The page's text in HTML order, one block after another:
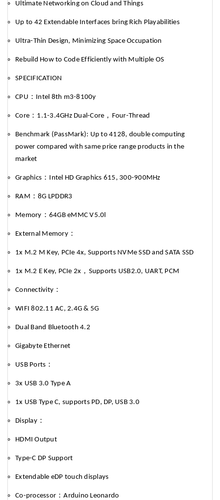
Ultimate Networking on Cloud and Things
Up to 42 Extendable Interfaces bring Rich Playabilities
Ultra-Thin Design, Minimizing Space Occupation
Rebuild How to Code Efficiently with Multiple OS
SPECIFICATION
CPU ： Intel 8th m3-8100y
Core ： 1.1-3.4GHz Dual-Core ， Four-Thread
Benchmark (PassMark): Up to 4128, double computing
power compared with same price range products in the
market
Graphics ： Intel HD Graphics 615, 300-900MHz
RAM ： 8G LPDDR3
Memory ： 64GB eMMC V5.0l
External Memory：
1x M.2 M Key, PCIe 4x, Supports NVMe SSD and SATA SSD
1x M.2 E Key, PCIe 2x ， Supports USB2.0, UART, PCM
Connectivity ：
WIFI 802.11 AC, 2.4G & 5G
Dual Band Bluetooth 4.2
Gigabyte Ethernet
USB Ports ：
3x USB 3.0 Type A
1x USB Type C, supports PD, DP, USB 3.0
Display：
HDMI Output
Type-C DP Support
Extendable eDP touch displays
Co-processor ：Arduino Leonardo